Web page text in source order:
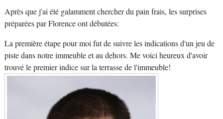
Après que j'ai été galamment chercher du pain frais, les surprises
préparées par Florence ont débutées:
La première étape pour moi fut de suivre les indications d'un jeu de
piste dans notre immeuble et au dehors. Me voici heureux d'avoir
trouvé le premier indice sur la terrasse de l'immeuble!